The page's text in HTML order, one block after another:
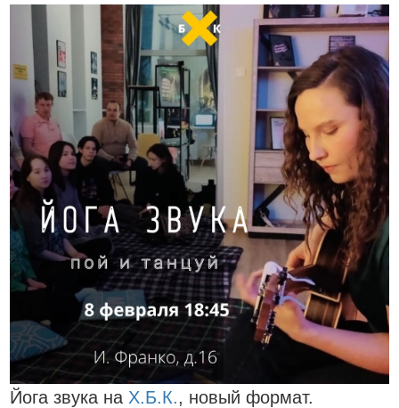
Йога звука на Х.Б.К., новый формат.